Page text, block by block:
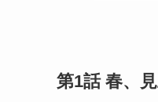
第1話 春、